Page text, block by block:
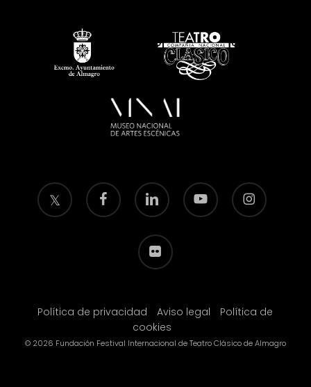
twitter facebook linkedin youtube instagram
flickr
Política de privacidad Aviso legal
Política de
cookies
© 2026 Fundación Festival Internacional de Teatro Clásico de Almagro